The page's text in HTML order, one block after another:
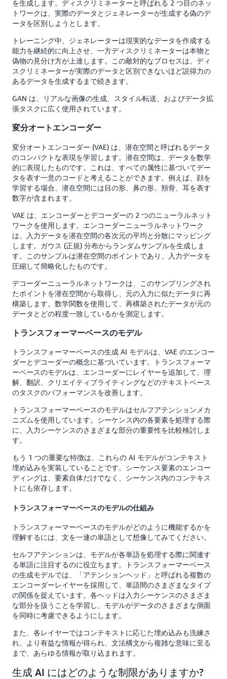
を生成します。ディスクリミネーターと呼ばれる 2 つ目のネッ
トワークは、実際のデータとジェネレーターが生成する偽のデ
ータを区別しようとします。
トレーニング中、ジェネレーターは現実的なデータを作成する
能力を継続的に向上させ、一方ディスクリミネーターは本物と
偽物の見分け方が上達します。この敵対的なプロセスは、ディ
スクリミネーターが実際のデータと区別できないほど説得力の
あるデータを生成するまで続きます。
GAN は、リアルな画像の生成、スタイル転送、およびデータ拡
張タスクに広く使用されています。
変分オートエンコーダー
変分オートエンコーダー (VAE) は、潜在空間と呼ばれるデータ
のコンパクトな表現を学習します。潜在空間は、データを数学
的に表現したものです。これは、すべての属性に基づいてデー
タを表す一意のコードと考えることができます。例えば、顔を
学習する場合、潜在空間には目の形、鼻の形、頬骨、耳を表す
数字が含まれます。
VAE は、エンコーダーとデコーダーの 2 つのニューラルネット
ワークを使用します。エンコーダーニューラルネットワーク
は、入力データを潜在空間の各次元の平均と分散にマッピング
します。ガウス (正規) 分布からランダムサンプルを生成しま
す。このサンプルは潜在空間のポイントであり、入力データを
圧縮して簡略化したものです。
デコーダーニューラルネットワークは、このサンプリングされ
たポイントを潜在空間から取得し、元の入力に似たデータに再
構築します。数学関数を使用して、再構築されたデータが元の
データとどの程度一致しているかを測定します。
トランスフォーマーベースのモデル
トランスフォーマーベースの生成 AI モデルは、VAE のエンコー
ダーとデコーダーの概念に基づいています。トランスフォーマ
ーベースのモデルは、エンコーダーにレイヤーを追加して、理
解、翻訳、クリエイティブライティングなどのテキストベース
のタスクのパフォーマンスを改善します。
トランスフォーマーベースのモデルはセルフアテンションメカ
ニズムを使用しています。シーケンス内の各要素を処理する際
に、入力シーケンスのさまざまな部分の重要性を比較検討しま
す。
もう 1 つの重要な特徴は、これらの AI モデルがコンテキスト
埋め込みを実装していることです。シーケンス要素のエンコー
ディングは、要素自体だけでなく、シーケンス内のコンテキス
トにも依存します。
トランスフォーマーベースのモデルの仕組み
トランスフォーマーベースのモデルがどのように機能するかを
理解するには、文を一連の単語として想像してみてください。
セルフアテンションは、モデルが各単語を処理する際に関連す
る単語に注目するのに役立ちます。トランスフォーマーベース
の生成モデルでは、「アテンションヘッド」と呼ばれる複数の
エンコーダーレイヤーを採用して、単語間のさまざまなタイプ
の関係を捉えています。各ヘッドは入力シーケンスのさまざま
な部分を扱うことを学習し、モデルがデータのさまざまな側面
を同時に考慮できるようにします。
また、各レイヤーではコンテキストに応じた埋め込みも洗練さ
れ、より有益な情報が得られ、文法構文から複雑な意味に至る
まで、あらゆる情報が取り込まれます。
生成 AI にはどのような制限がありますか?